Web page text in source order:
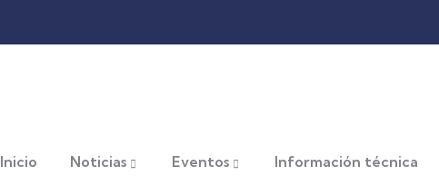
Inicio Noticias Eventos Información técnica